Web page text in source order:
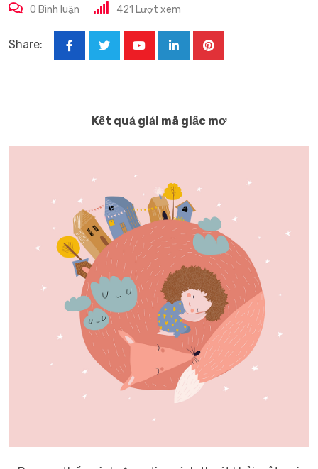
0 Bình luận 421 Lượt xem
Share:
LinkedInPinterest
Kết quả giải mã giấc mơ